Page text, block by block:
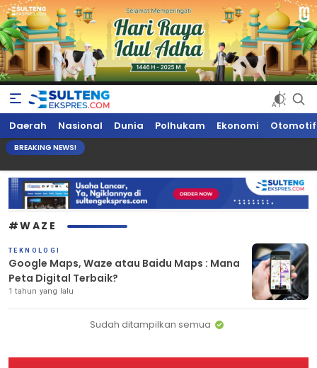
Sultengekspres.com
Berita Seputar Sulteng Hari Ini, Update Terkini, Suaranya Rakyat
Sulteng
Daerah Nasional Dunia Polhukam Ekonomi Otomotif
BREAKING NEWS!
#WAZE
TEKNOLOGI
Google Maps, Waze atau Baidu Maps : Mana
Peta Digital Terbaik?
1 tahun yang lalu
Sudah ditampilkan semua